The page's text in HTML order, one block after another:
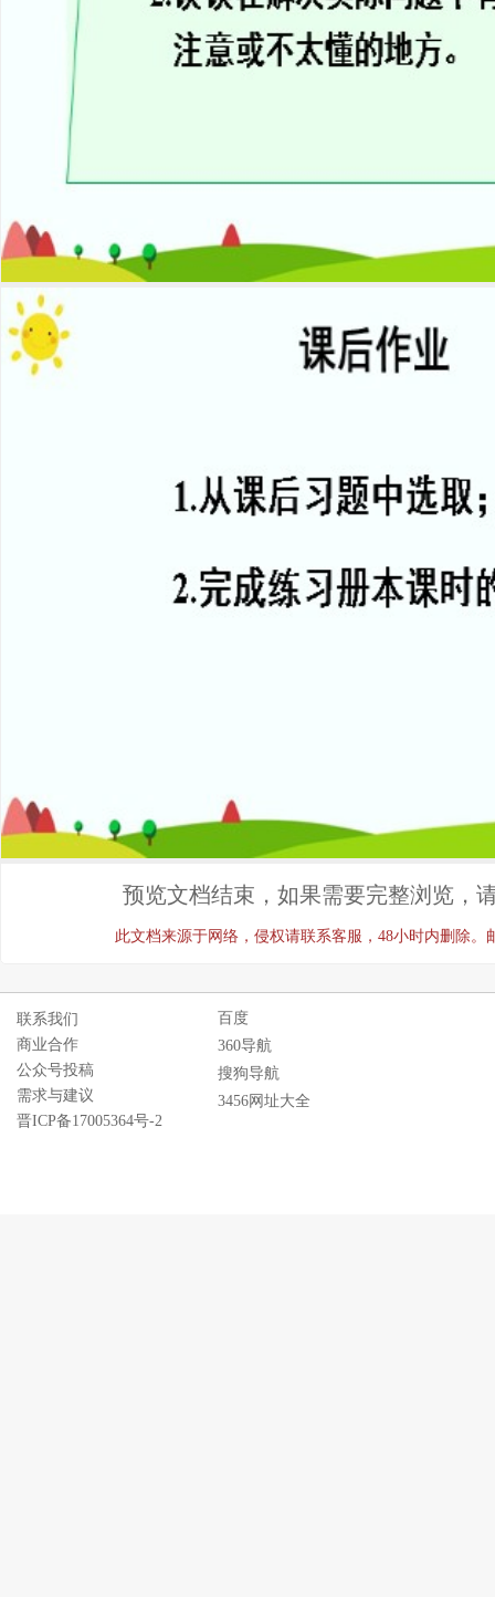
预览文档结束，如果需要完整浏览，
此文档来源于网络，侵权请联系客服，48小时内删除。
联系我们
商业合作
公众号投稿
需求与建议
晋ICP备17005364号-2
百度
360导航
搜狗导航
3456网址大全